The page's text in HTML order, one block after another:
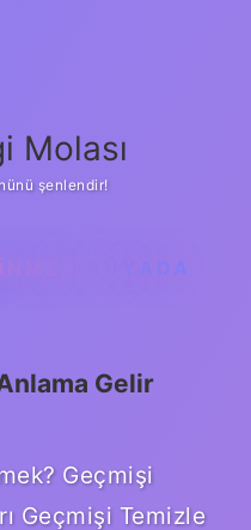
Molası
şenlendir!
RÜYADA
Gelir
Geçmişi
Geçmişi Temizle